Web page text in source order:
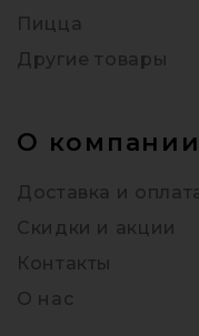
Пицца
Другие товары
О компании
Доставка и
Скидки и акции
Контакты
О нас